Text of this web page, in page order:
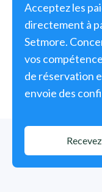
Acceptez les
directement à
Setmore.
vos
de réservation
envoie des